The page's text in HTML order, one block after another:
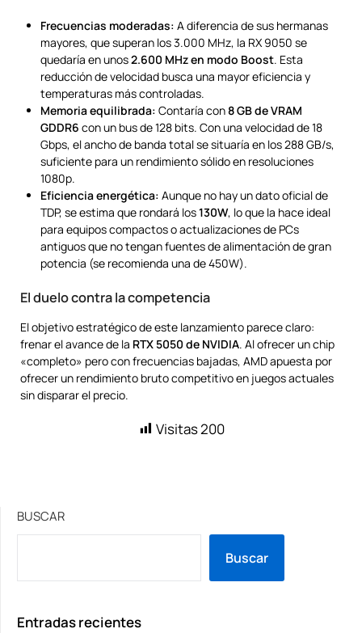
Frecuencias moderadas: A diferencia de sus hermanas
mayores, que superan los 3.000 MHz, la RX 9050 se
quedaría en unos2.600 MHz en modo Boost. Esta
reducción de velocidad busca una mayor eficiencia y
temperaturas más controladas.
Memoria equilibrada: Contaría con8 GB de VRAM
GDDR6 con un bus de 128 bits. Con una velocidad de 18
Gbps, el ancho de banda total se situaría en los 288 GB/s,
suficiente para un rendimiento sólido en resoluciones
1080p.
Eficiencia energética: Aunque no hay un dato oficial de
TDP, se estima que rondará los130W, lo que la hace ideal
para equipos compactos o actualizaciones de PCs
antiguos que no tengan fuentes de alimentación de gran
potencia (se recomienda una de 450W).
El duelo contra la competencia
El objetivo estratégico de este lanzamiento parece claro:
frenar el avance de la RTX 5050 de NVIDIA. Al ofrecer un chip
«completo» pero con frecuencias bajadas, AMD apuesta por
ofrecer un rendimiento bruto competitivo en juegos actuales
sin disparar el precio.
Visitas200
BUSCAR
Buscar
Entradas recientes